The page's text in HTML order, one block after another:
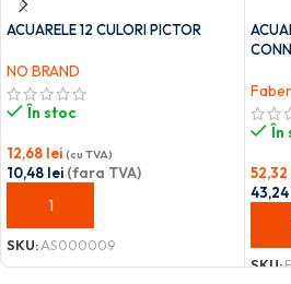
ACUARELE 12 CULORI PICTOR
NO BRAND
În stoc
12,68 lei (cu TVA)
10,48 lei (fara TVA)
ADAUGĂ ÎN COȘ
SKU:AS000009
În
52,32
43,24
SKU: